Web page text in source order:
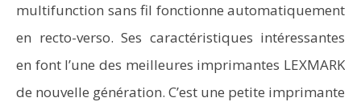
multifunction sans fil fonctionne automatiquement
en recto-verso. Ses caractéristiques intéressantes
en font l’une des meilleures imprimantes LEXMARK
de nouvelle génération. C’est une petite imprimante